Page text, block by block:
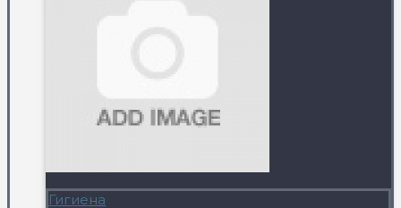
Гигиена